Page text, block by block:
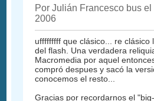
Por Julián Francesco bus
2006
ufffffffff que clásico... re clásico
del flash. Una verdadera
Macromedia por aquel
compró despues y sacó la
conocemos el resto...
Gracias por recordarnos el